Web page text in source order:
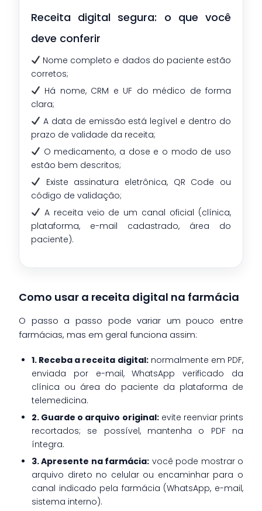
Receita digital segura: o que você
deve conferir
Nome completo e dados do paciente estão
corretos;
Há nome, CRM e UF do médico de forma
clara;
A data de emissão está legível e dentro do
prazo de validade da receita;
O medicamento, a dose e o modo de uso
estão bem descritos;
Existe assinatura eletrônica, QR Code ou
código de validação;
A receita veio de um canal oficial (clínica,
plataforma, e-mail cadastrado, área do
paciente).
Como usar a receita digital na farmácia
O passo a passo pode variar um pouco entre
farmácias, mas em geral funciona assim:
1. Receba a receita digital:normalmente em PDF,
enviada por e-mail, WhatsApp verificado da
clínica ou área do paciente da plataforma de
telemedicina.
2. Guarde o arquivo original:evite reenviar prints
recortados; se possível, mantenha o PDF na
íntegra.
3. Apresente na farmácia: você pode mostrar o
arquivo direto no celular ou encaminhar para o
canal indicado pela farmácia (WhatsApp, e-mail,
sistema interno).